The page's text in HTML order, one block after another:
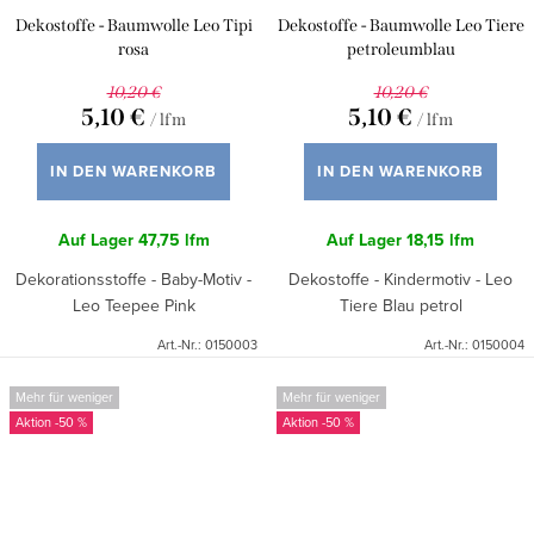
Dekostoffe - Baumwolle Leo Tipi
rosa
10,20 €
5,10 € / lfm
IN DEN WARENKORB
Auf Lager47,75 lfm
Dekorationsstoffe - Baby-Motiv -
Leo Teepee Pink
Art.-Nr.: 0150003
Dekostoffe - Baumwolle Leo Tiere
petroleumblau
10,20 €
5,10 € / lfm
IN DEN WARENKORB
Auf Lager18,15 lfm
Dekostoffe - Kindermotiv - Leo
Tiere Blau petrol
Art.-Nr.: 0150004
Mehr für weniger
-50 %
Mehr für weniger
-50 %